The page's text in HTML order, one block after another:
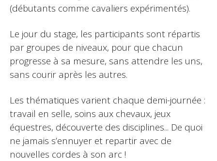
(débutants comme cavaliers expérimentés).
Le jour du stage, les participants sont répartis
par groupes de niveaux, pour que chacun
progresse à sa mesure, sans attendre les uns,
sans courir après les autres.
Les thématiques varient chaque demi-journée :
travail en selle, soins aux chevaux, jeux
équestres, découverte des disciplines... De quoi
ne jamais s’ennuyer et repartir avec de
nouvelles cordes à son arc !